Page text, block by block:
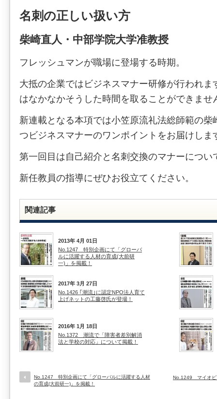
名刺の正しい扱い方
柴崎直人・中部学院大学准教授
フレッシュマンが職場に登場する時期。
大抵の企業ではビジネスマナー研修が行われま
はなかなかそうした時間を取ることができませ
新連載となる本項では小笠原流礼法総師範の柴
つビジネスマナーのワンポイントをお届けしま
第一回目は自己紹介と名刺交換のマナーについ
新任教員の指導にぜひお役立てください。
関連記事
2013年 4月 01日
No.1247 特別企画にて「グローバ
ルに活躍する人材の育成(大前研
一)」を掲載！
2017年 3月 27日
No.1426 ｢潮流｣に認定NPO法人育て
上げネットの工藤啓氏が登場！
2016年 1月 18日
No.1372 潮流で「障害者差別解消
法と学校の対応」について掲載！
No.1247 特別企画にて「グローバルに活躍する人材
の育成(大前研一)」を掲載！
No.1249 マイオピ